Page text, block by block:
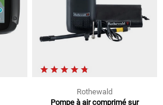
Rothewald
Pompe à air comprimé sur